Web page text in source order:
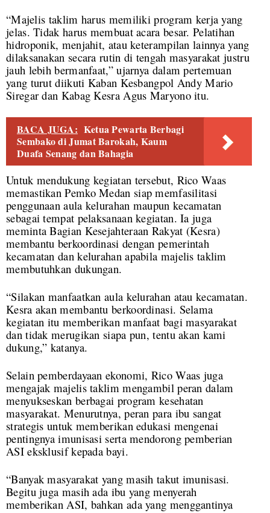
“Majelis taklim harus memiliki program kerja yang
jelas. Tidak harus membuat acara besar. Pelatihan
hidroponik, menjahit, atau keterampilan lainnya yang
dilaksanakan secara rutin di tengah masyarakat justru
jauh lebih bermanfaat,” ujarnya dalam pertemuan
yang turut diikuti Kaban Kesbangpol Andy Mario
Siregar dan Kabag Kesra Agus Maryono itu.
BACA JUGA: Ketua Pewarta Berbagi
Sembako di Jumat Barokah, Kaum
Duafa Senang dan Bahagia
Untuk mendukung kegiatan tersebut, Rico Waas
memastikan Pemko Medan siap memfasilitasi
penggunaan aula kelurahan maupun kecamatan
sebagai tempat pelaksanaan kegiatan. Ia juga
meminta Bagian Kesejahteraan Rakyat (Kesra)
membantu berkoordinasi dengan pemerintah
kecamatan dan kelurahan apabila majelis taklim
membutuhkan dukungan.
“Silakan manfaatkan aula kelurahan atau kecamatan.
Kesra akan membantu berkoordinasi. Selama
kegiatan itu memberikan manfaat bagi masyarakat
dan tidak merugikan siapa pun, tentu akan kami
dukung,” katanya.
Selain pemberdayaan ekonomi, Rico Waas juga
mengajak majelis taklim mengambil peran dalam
menyukseskan berbagai program kesehatan
masyarakat. Menurutnya, peran para ibu sangat
strategis untuk memberikan edukasi mengenai
pentingnya imunisasi serta mendorong pemberian
ASI eksklusif kepada bayi.
“Banyak masyarakat yang masih takut imunisasi.
Begitu juga masih ada ibu yang menyerah
memberikan ASI, bahkan ada yang menggantinya